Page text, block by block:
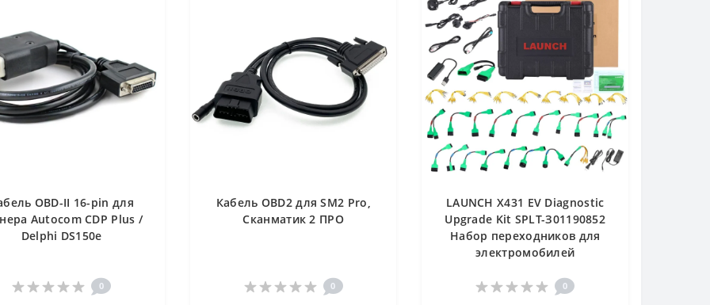
OBD-II 16-pin для
Autocom CDP Plus /
Delphi DS150e
0
Кабель OBD2 для SM2 Pro,
Сканматик 2 ПРО
0
LAUNCH X431 EV Diagnostic
Upgrade Kit SPLT-З01190852
Набор переходников для
электромобилей
0